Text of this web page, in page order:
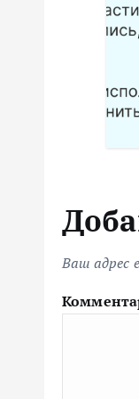
Ваш адрес